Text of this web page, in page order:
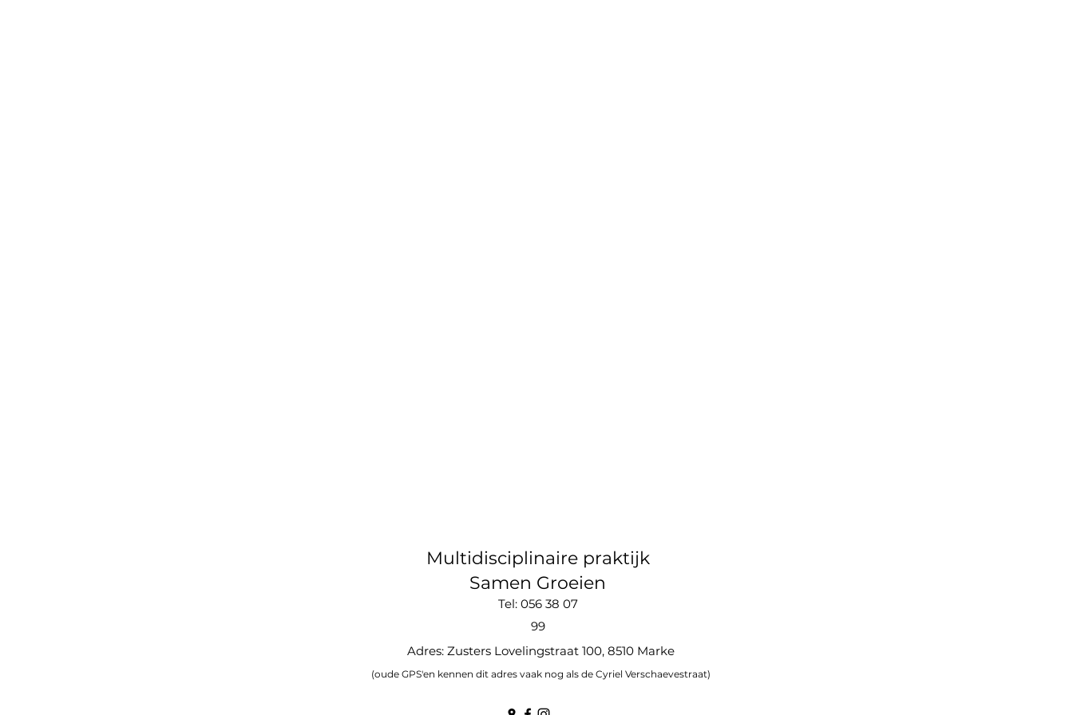
Multidisciplinaire praktijk
Samen Groeien
Tel: 056 38 07
99
Adres: Zusters Lovelingstraat 100, 8510 Marke
(oude GPS'en kennen dit adres vaak nog als de Cyriel Verschaevestraat)